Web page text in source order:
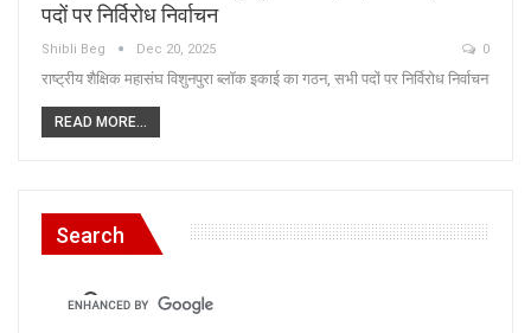
पदों पर निर्विरोध निर्वाचन
Shibli Beg Dec 20, 2025 0
राष्ट्रीय शैक्षिक महासंघ विशुनपुरा ब्लॉक इकाई का गठन, सभी पदों पर निर्विरोध निर्वाचन
READ MORE...
Search